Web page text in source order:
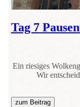
Tag 7
Ein riesiges
Wir
zum Beitrag